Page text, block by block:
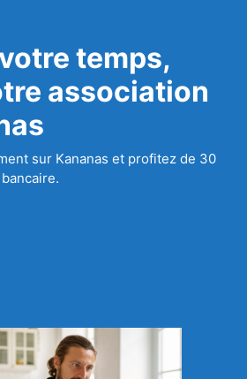
temps,
association
sur Kananas et profitez de 30